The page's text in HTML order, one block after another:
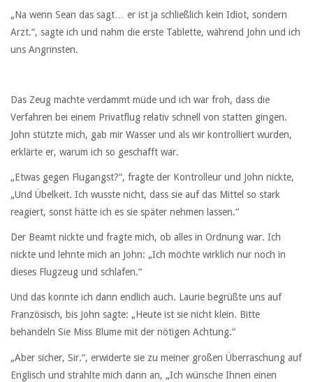
„Na wenn Sean das sagt… er ist ja schließlich kein Idiot, sondern
Arzt.“, sagte ich und nahm die erste Tablette, während John und ich
uns Angrinsten.
Das Zeug machte verdammt müde und ich war froh, dass die
Verfahren bei einem Privatflug relativ schnell von statten gingen.
John stützte mich, gab mir Wasser und als wir kontrolliert wurden,
erklärte er, warum ich so geschafft war.
„Etwas gegen Flugangst?“, fragte der Kontrolleur und John nickte,
„Und Übelkeit. Ich wusste nicht, dass sie auf das Mittel so stark
reagiert, sonst hätte ich es sie später nehmen lassen.“
Der Beamt nickte und fragte mich, ob alles in Ordnung war. Ich
nickte und lehnte mich an John: „Ich möchte wirklich nur noch in
dieses Flugzeug und schlafen.“
Und das konnte ich dann endlich auch. Laurie begrüßte uns auf
Französisch, bis John sagte: „Heute ist sie nicht klein. Bitte
behandeln Sie Miss Blume mit der nötigen Achtung.“
„Aber sicher, Sir.“, erwiderte sie zu meiner großen Überraschung auf
Englisch und strahlte mich dann an, „Ich wünsche Ihnen einen